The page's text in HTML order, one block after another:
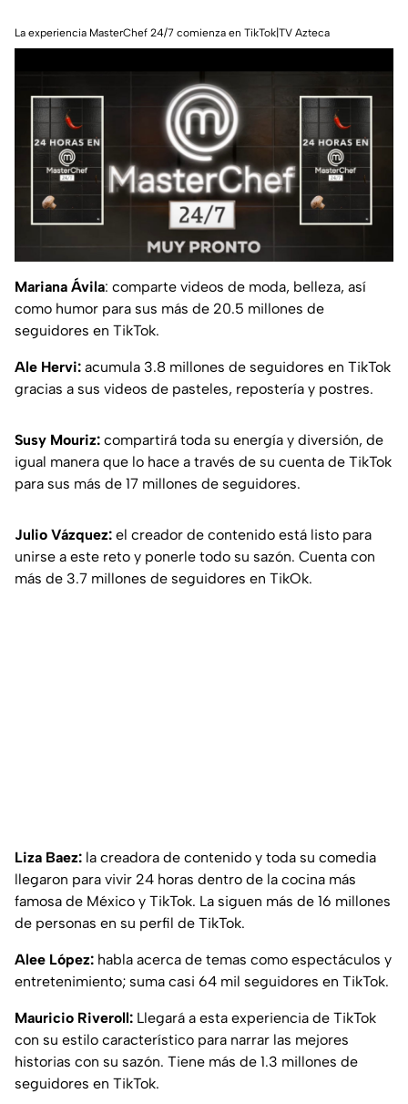
La experiencia MasterChef 24/7 comienza en TikTok|TV Azteca
Mariana Ávila: comparte videos de moda, belleza, así
como humor para sus más de 20.5 millones de
seguidores en TikTok.
Ale Hervi: acumula 3.8 millones de seguidores en TikTok
gracias a sus videos de pasteles, repostería y postres.
Susy Mouriz: compartirá toda su energía y diversión, de
igual manera que lo hace a través de su cuenta de TikTok
para sus más de 17 millones de seguidores.
Julio Vázquez: el creador de contenido está listo para
unirse a este reto y ponerle todo su sazón. Cuenta con
más de 3.7 millones de seguidores en TikOk.
Liza Baez: la creadora de contenido y toda su comedia
llegaron para vivir 24 horas dentro de la cocina más
famosa de México y TikTok. La siguen más de 16 millones
de personas en su perfil de TikTok.
Alee López: habla acerca de temas como espectáculos y
entretenimiento; suma casi 64 mil seguidores en TikTok.
Mauricio Riveroll: Llegará a esta experiencia de TikTok
con su estilo característico para narrar las mejores
historias con su sazón. Tiene más de 1.3 millones de
seguidores en TikTok.